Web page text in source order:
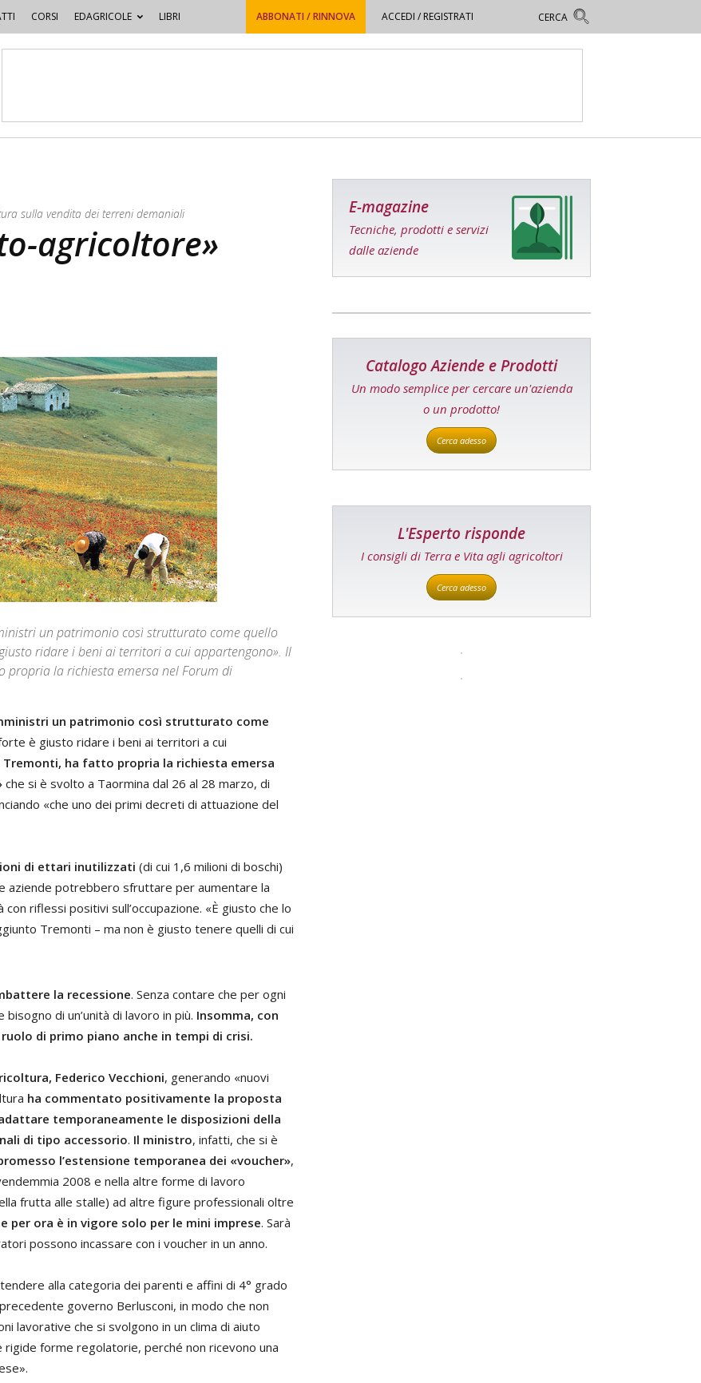
CORSI EDAGRICOLE LIBRI ABBONATI / RINNOVA ACCEDI / REGISTRATI
sulla vendita dei terreni demaniali
agricoltore»
un patrimonio così strutturato come quello
ridare i beni ai territori a cui appartengono». Il
propria la richiesta emersa nel Forum di
un patrimonio così strutturato come
è giusto ridare i beni ai territori a cui
Tremonti, ha fatto propria la richiesta emersa
che si è svolto a Taormina dal 26 al 28 marzo, di
«che uno dei primi decreti di attuazione del
di ettari inutilizzati (di cui 1,6 milioni di boschi)
aziende potrebbero sfruttare per aumentare la
riflessi positivi sull’occupazione. «È giusto che lo
Tremonti – ma non è giusto tenere quelli di cui
la recessione. Senza contare che per ogni
di un’unità di lavoro in più. Insomma, con
di primo piano anche in tempi di crisi.
Federico Vecchioni, generando «nuovi
ha commentato positivamente la proposta
temporaneamente le disposizioni della
di tipo accessorio. Il ministro, infatti, che si è
l’estensione temporanea dei «voucher»,
2008 e nella altre forme di lavoro
frutta alle stalle) ad altre figure professionali oltre
per ora è in vigore solo per le mini imprese. Sarà
possono incassare con i voucher in un anno.
alla categoria dei parenti e affini di 4° grado
governo Berlusconi, in modo che non
lavorative che si svolgono in un clima di aiuto
forme regolatorie, perché non ricevono una
E-magazine
Tecniche, prodotti e servizi
dalle aziende
Catalogo Aziende e Prodotti
Un modo semplice per cercare un'azienda
o un prodotto!
Cerca adesso
L'Esperto risponde
I consigli di Terra e Vita agli agricoltori
Cerca adesso